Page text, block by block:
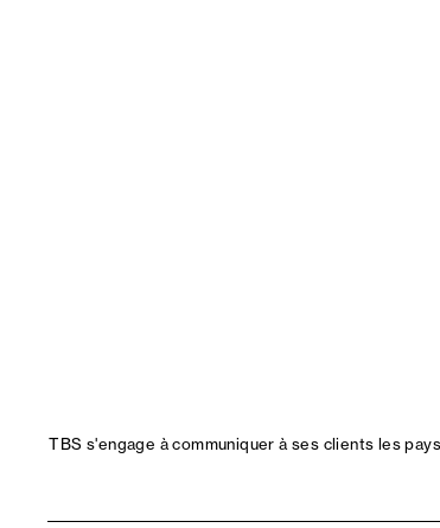
TBS s'engage à communiquer à ses clients les